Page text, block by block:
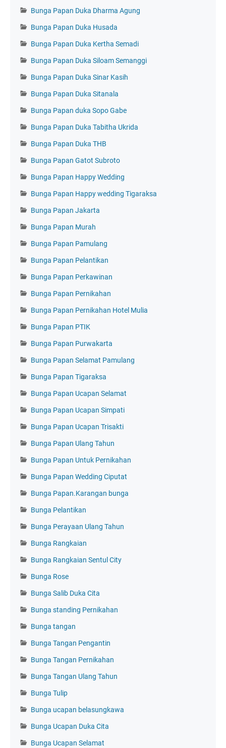
Bunga Papan Duka Dharma Agung
Bunga Papan Duka Husada
Bunga Papan Duka Kertha Semadi
Bunga Papan Duka Siloam Semanggi
Bunga Papan Duka Sinar Kasih
Bunga Papan Duka Sitanala
Bunga Papan duka Sopo Gabe
Bunga Papan Duka Tabitha Ukrida
Bunga Papan Duka THB
Bunga Papan Gatot Subroto
Bunga Papan Happy Wedding
Bunga Papan Happy wedding Tigaraksa
Bunga Papan Jakarta
Bunga Papan Murah
Bunga Papan Pamulang
Bunga Papan Pelantikan
Bunga Papan Perkawinan
Bunga Papan Pernikahan
Bunga Papan Pernikahan Hotel Mulia
Bunga Papan PTIK
Bunga Papan Purwakarta
Bunga Papan Selamat Pamulang
Bunga Papan Tigaraksa
Bunga Papan Ucapan Selamat
Bunga Papan Ucapan Simpati
Bunga Papan Ucapan Trisakti
Bunga Papan Ulang Tahun
Bunga Papan Untuk Pernikahan
Bunga Papan Wedding Ciputat
Bunga Papan.Karangan bunga
Bunga Pelantikan
Bunga Perayaan Ulang Tahun
Bunga Rangkaian
Bunga Rangkaian Sentul City
Bunga Rose
Bunga Salib Duka Cita
Bunga standing Pernikahan
Bunga tangan
Bunga Tangan Pengantin
Bunga Tangan Pernikahan
Bunga Tangan Ulang Tahun
Bunga Tulip
Bunga ucapan belasungkawa
Bunga Ucapan Duka Cita
Bunga Ucapan Selamat